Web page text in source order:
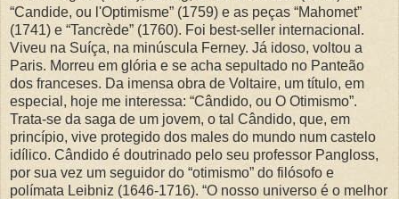
“Candide, ou l'Optimisme” (1759) e as peças “Mahomet”
(1741) e “Tancrède” (1760). Foi best-seller internacional.
Viveu na Suíça, na minúscula Ferney. Já idoso, voltou a
Paris. Morreu em glória e se acha sepultado no Panteão
dos franceses. Da imensa obra de Voltaire, um título, em
especial, hoje me interessa: “Cândido, ou O Otimismo”.
Trata-se da saga de um jovem, o tal Cândido, que, em
princípio, vive protegido dos males do mundo num castelo
idílico. Cândido é doutrinado pelo seu professor Pangloss,
por sua vez um seguidor do “otimismo” do filósofo e
polímata Leibniz (1646-1716). “O nosso universo é o melhor